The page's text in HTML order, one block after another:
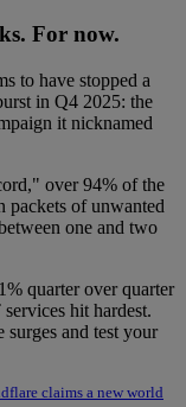
For now.
to have stopped a
in Q4 2025: the
it nicknamed
over 94% of the
packets of unwanted
one and two
quarter over quarter
hit hardest.
and test your
claims a new world